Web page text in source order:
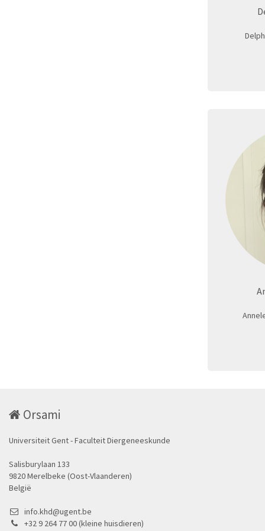
Orsami
Universiteit Gent - Faculteit Diergeneeskunde
Salisburylaan 133
9820 Merelbeke (Oost-Vlaanderen)
België
info.khd@ugent.be
+32 9 264 77 00 (kleine huisdieren)